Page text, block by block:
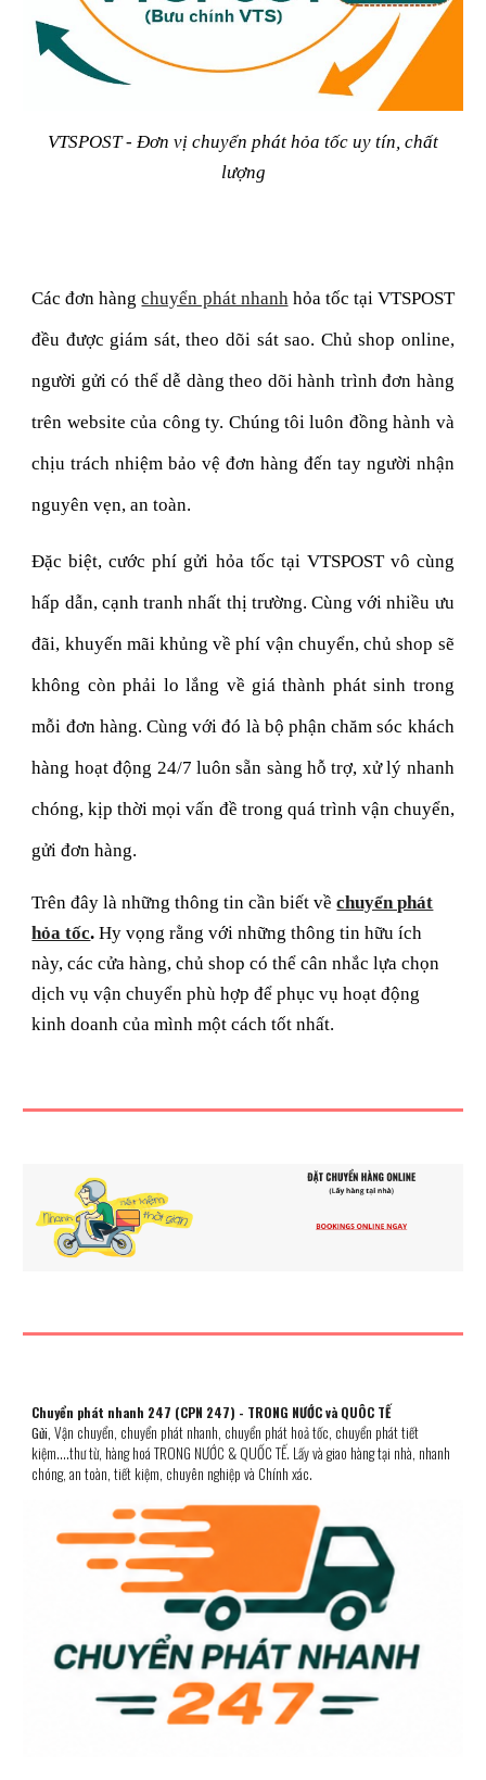
VTSPOST - Đơn vị chuyển phát hỏa tốc uy tín, chất
lượng
Các đơn hàngchuyển phát nhanhhỏa tốc tại VTSPOST
đều được giám sát, theo dõi sát sao. Chủ shop online,
người gửi có thể dễ dàng theo dõi hành trình đơn hàng
trên website của công ty. Chúng tôi luôn đồng hành và
chịu trách nhiệm bảo vệ đơn hàng đến tay người nhận
nguyên vẹn, an toàn.
Đặc biệt, cước phí gửi hỏa tốc tại VTSPOST vô cùng
hấp dẫn, cạnh tranh nhất thị trường. Cùng với nhiều ưu
đãi, khuyến mãi khủng về phí vận chuyển, chủ shop sẽ
không còn phải lo lắng về giá thành phát sinh trong
mỗi đơn hàng. Cùng với đó là bộ phận chăm sóc khách
hàng hoạt động 24/7 luôn sẵn sàng hỗ trợ, xử lý nhanh
chóng, kịp thời mọi vấn đề trong quá trình vận chuyển,
gửi đơn hàng.
Trên đây là những thông tin cần biết vềchuyển phát
hỏa tốc. Hy vọng rằng với những thông tin hữu ích
này, các cửa hàng, chủ shop có thể cân nhắc lựa chọn
dịch vụ vận chuyển phù hợp để phục vụ hoạt động
kinh doanh của mình một cách tốt nhất.
Chuyển phát nhanh 247 (CPN 247) - TRONG NƯỚC và QUÔC TẾ
Gửi,Vận chuyển, chuyển phát nhanh, chuyển phát hoả tốc, chuyển phát tiết
kiệm....thư từ, hàng hoá TRONG NƯỚC & QUỐC TẾ. Lấy và giao hàng tại nhà, nhanh
chóng, an toàn, tiết kiệm, chuyên nghiệp và Chính xác.